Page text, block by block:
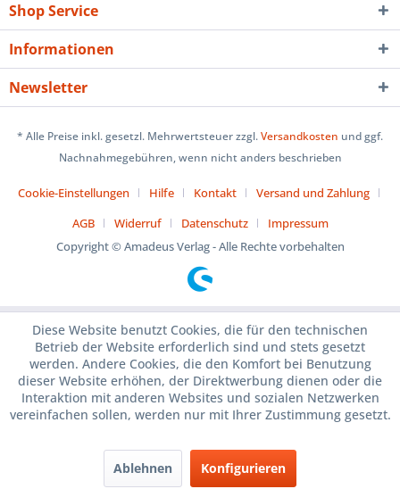
Shop Service
Informationen
Newsletter
* Alle Preise inkl. gesetzl. Mehrwertsteuer zzgl.Versandkosten und ggf.
Nachnahmegebühren, wenn nicht anders beschrieben
Cookie-Einstellungen Hilfe Kontakt
Versand und Zahlung
AGB
Widerruf Datenschutz
Impressum
Copyright © Amadeus Verlag - Alle Rechte vorbehalten
Diese Website benutzt Cookies, die für den technischen
Betrieb der Website erforderlich sind und stets gesetzt
werden. Andere Cookies, die den Komfort bei Benutzung
dieser Website erhöhen, der Direktwerbung dienen oder die
Interaktion mit anderen Websites und sozialen Netzwerken
vereinfachen sollen, werden nur mit Ihrer Zustimmung gesetzt.
Ablehnen Konfigurieren